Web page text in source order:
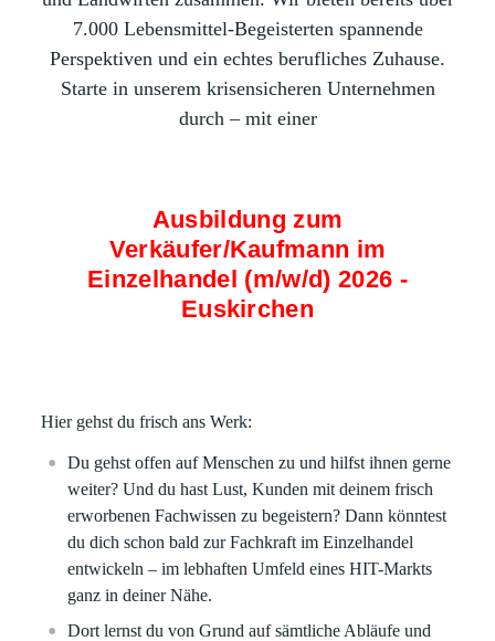
7.000 Lebensmittel-Begeisterten spannende
Perspektiven und ein echtes berufliches Zuhause.
Starte in unserem krisensicheren Unternehmen
durch – mit einer
Ausbildung zum
Verkäufer/Kaufmann im
Einzelhandel (m/w/d) 2026 -
Euskirchen
Hier gehst du frisch ans Werk:
Du gehst offen auf Menschen zu und hilfst ihnen gerne
weiter? Und du hast Lust, Kunden mit deinem frisch
erworbenen Fachwissen zu begeistern? Dann könntest
du dich schon bald zur Fachkraft im Einzelhandel
entwickeln – im lebhaften Umfeld eines HIT-Markts
ganz in deiner Nähe.
Dort lernst du von Grund auf sämtliche Abläufe und